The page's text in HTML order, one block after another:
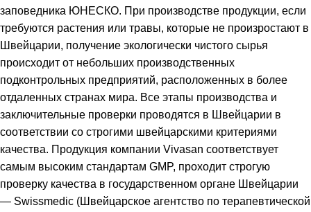
заповедника ЮНЕСКО. При производстве продукции, если
требуются растения или травы, которые не произростают в
Швейцарии, получение экологически чистого сырья
происходит от небольших производственных
подконтрольных предприятий, расположенных в более
отдаленных странах мира. Все этапы производства и
заключительные проверки проводятся в Швейцарии в
соответствии со строгими швейцарскими критериями
качества. Продукция компании Vivasan соответствует
самым высоким стандартам GMP, проходит строгую
проверку качества в государственном органе Швейцарии
— Swissmedic (Швейцарское агентство по терапевтической